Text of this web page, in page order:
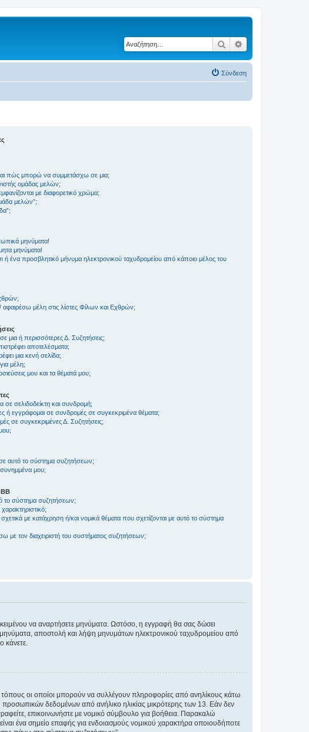
Αναζήτηση
Σύνδεση
πώς μπορώ να συμμετάσχω σε μια;
ομάδας μελών;
με διαφορετικό χρώμα;
μελών”;
μηνύματα!
μηνύματα!
ένα προσβλητικό μήνυμα ηλεκτρονικού ταχυδρομείου από κάποιο μέλος του
μέλη στις λίστες Φίλων και Εχθρών;
ή περισσότερες Δ. Συζητήσεις;
αποτελέσματα;
μια κενή σελίδα;
μέλη;
μου και τα θέματά μου;
σε σελιδοδείκτη και συνδρομή;
ή εγγράφομαι σε συνδρομές σε συγκεκριμένα θέματα;
σε συγκεκριμένες Δ. Συζητήσεις;
αυτό το σύστημα συζητήσεων;
μου;
το σύστημα συζητήσεων;
χαρακτηριστικό;
με κατάχρηση ή/και νομικά θέματα που σχετίζονται με αυτό το σύστημα
τον διαχειριστή του συστήματος συζητήσεων;
να αναρτήσετε μηνύματα. Ωστόσο, η εγγραφή θα σας δώσει
αποστολή και λήψη μηνυμάτων ηλεκτρονικού ταχυδρομείου από
κάνετε.
οι οποίοι μπορούν να συλλέγουν πληροφορίες από ανηλίκους κάτω
δεδομένων από ανήλικο ηλικίας μικρότερης των 13. Εάν δεν
επικοινωνήστε με νομικό σύμβουλο για βοήθεια. Παρακαλώ
ένα σημείο επαφής για ενδοιασμούς νομικού χαρακτήρα οποιουδήποτε